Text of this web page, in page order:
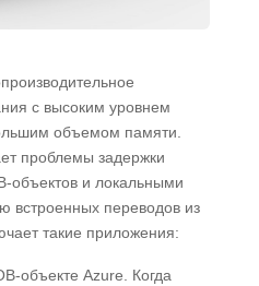
с высоким уровнем
объемом памяти.
проблемы задержки
объектов и локальными
встроенных переводов из
такие приложения:
объекте Azure. Когда